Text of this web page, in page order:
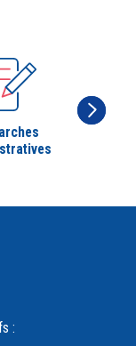
: